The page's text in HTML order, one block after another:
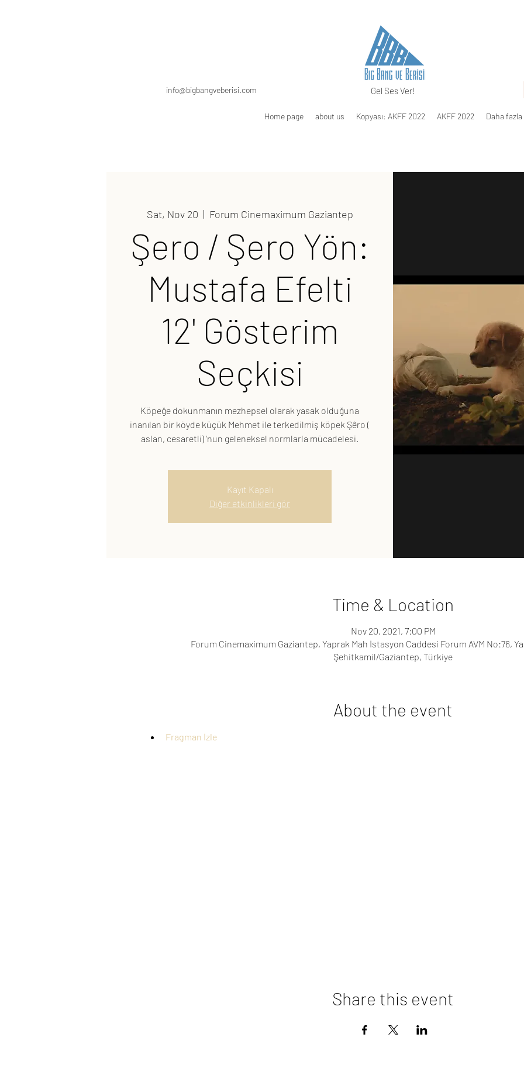
info@bigbangveberisi.com Gel Ses Ver!
Home page about us Kopyası: AKFF 2022 AKFF 2022 Daha fazla
Sat, Nov 20
  |
Forum Cinemaximum Gaziantep
Şero / Şero Yön:
Mustafa Efelti
12' Gösterim
Seçkisi
Köpeğe dokunmanın mezhepsel olarak yasak olduğuna
inanılan bir köyde küçük Mehmet ile terkedilmiş köpek Şêro (
aslan, cesaretli) 'nun geleneksel normlarla mücadelesi.
Kayıt Kapalı
Diğer etkinlikleri gör
Time & Location
Nov 20, 2021, 7:00 PM
Forum Cinemaximum Gaziantep, Yaprak Mah İstasyon Caddesi Forum AVM No:76,
Şehitkamil/Gaziantep, Türkiye
About the event
Fragman İzle
Share this event